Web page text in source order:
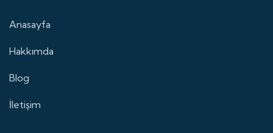
Anasayfa
Hakkımda
Blog
İletişim